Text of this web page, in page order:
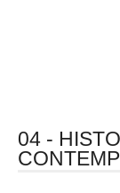
04 -